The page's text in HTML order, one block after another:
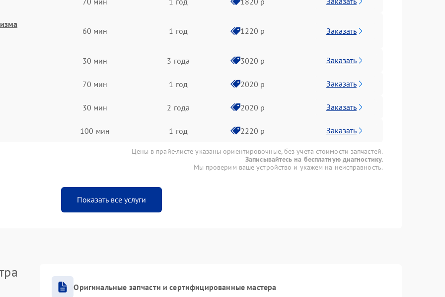
60 мин 1 год 1220 р Заказать
30 мин 3 года 3020 р Заказать
70 мин 1 год 2020 р Заказать
30 мин 2 года 2020 р Заказать
100 мин 1 год 2220 р Заказать
Цены в прайс-листе указаны ориентировочные, без учета стоимости запчастей.
Записывайтесь на бесплатную диагностику.
Мы проверим ваше устройство и укажем на неисправность.
Показать все услуги
Оригинальные запчасти и сертифицированные мастера